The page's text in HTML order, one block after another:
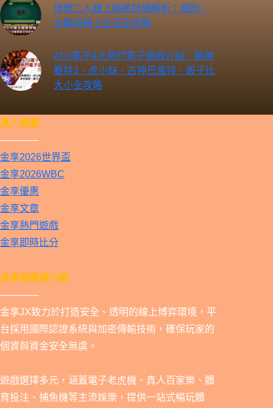
博樂二人線上麻將詳細解析：規則、
台數與線上玩法全攻略
ATG電子4大熱門電子遊戲介紹｜戰神
賽特2、虎小妹、古神巴風特、骰子比
大小全攻略
真人遊戲
————
金享2026世界盃
金享2026WBC
金享優惠
金享文章
金享熱門遊戲
金享即時比分
金享娛樂城介紹
————
金享JX致力於打造安全、透明的線上博弈環境，平
台採用國際認證系統與加密傳輸技術，確保玩家的
個資與資金安全無虞。
遊戲選擇多元，涵蓋電子老虎機、真人百家樂、體
育投注、捕魚機等主流娛樂，提供一站式暢玩體